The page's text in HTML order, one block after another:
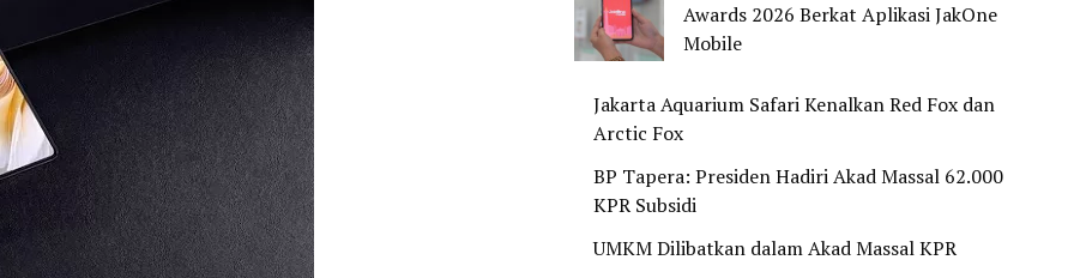
Awards 2026 Berkat Aplikasi JakOne
Mobile
Jakarta Aquarium Safari Kenalkan Red Fox dan
Arctic Fox
BP Tapera: Presiden Hadiri Akad Massal 62.000
KPR Subsidi
UMKM Dilibatkan dalam Akad Massal KPR